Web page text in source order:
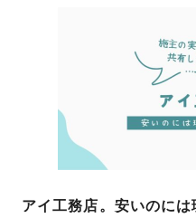
アイ工務店。安いのに